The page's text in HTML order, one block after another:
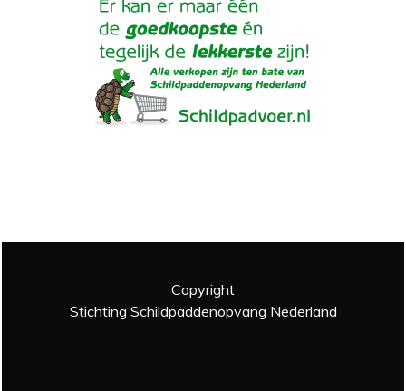
Copyright
Stichting Schildpaddenopvang Nederland